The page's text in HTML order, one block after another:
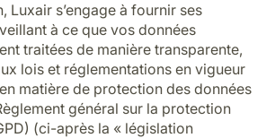
Luxair s’engage à fournir ses
à ce que vos données
traitées de manière transparente,
lois et réglementations en vigueur
matière de protection des données
général sur la protection
(ci-après la « législation